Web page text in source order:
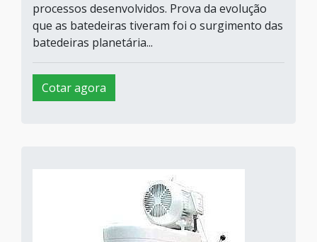
processos desenvolvidos. Prova da evolução
que as batedeiras tiveram foi o surgimento das
batedeiras planetária...
Cotar agora